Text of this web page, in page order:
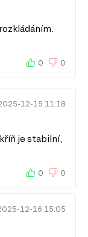
0 0
12-15 11:18
je stabilní,
0 0
12-16 15:05